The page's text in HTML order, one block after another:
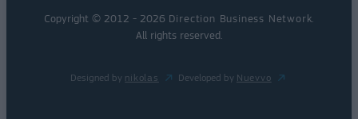
Copyright © 2012 - 2026 Direction Business Network.
All rights reserved.
Designed by nikolas Developed by Nuevvo